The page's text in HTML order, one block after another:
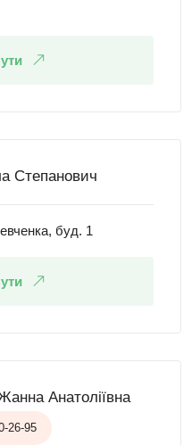
Степанович
буд. 1
Анатоліївна
26-95